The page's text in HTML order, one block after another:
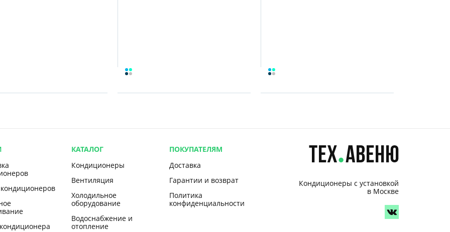
КАТАЛОГ
Кондиционеры
Вентиляция
Холодильное
оборудование
Водоснабжение и
отопление
ПОКУПАТЕЛЯМ
Доставка
Гарантии и возврат
Политика
конфиденциальности
Кондиционеры с установкой
в Москве